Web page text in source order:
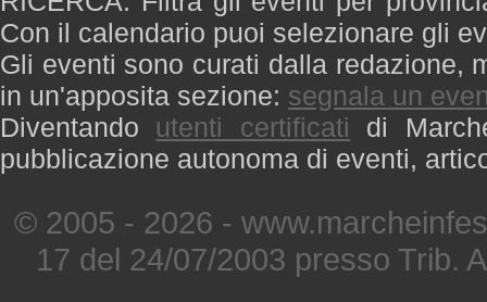
Con il calendario puoi selezionare gli
Gli eventi sono curati dalla redazione,
in un'apposita sezione: segnala un
Diventando utenti certificati di
pubblicazione autonoma di eventi,
© 2005 - 2026 -
17 del 24/07/2003 presso Trib.